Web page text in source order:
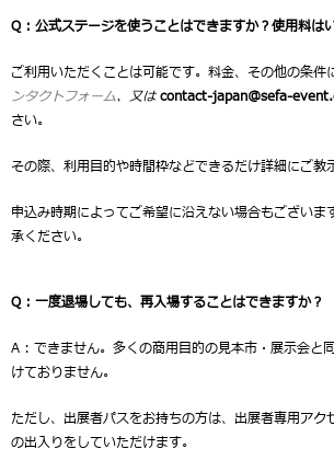
Q : 公式ステージを使うことはできますか？使用料は
ご利用いただくことは可能です。料金、その他の条件
ンタクトフォーム、又はcontact-japan@sefa-
さい。
その際、利用目的や時間枠などできるだけ詳細にご教
申込み時期によってご希望に沿えない場合もございま
承ください。
Q : 一度退場しても、再入場することはできますか？
A : できません。多くの商用目的の見本市・展示会と
けておりません。
ただし、出展者パスをお持ちの方は、出展者専用アク
の出入りをしていただけます。